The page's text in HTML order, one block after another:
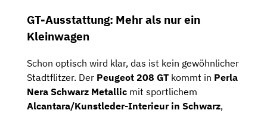
GT-Ausstattung: Mehrals nurein
Kleinwagen
Schon optisch wird klar, das ist kein gewöhnlicher
Stadtflitzer. Der Peugeot 208 GT kommt in Perla
Nera Schwarz Metallic mit sportlichem
Alcantara/Kunstleder-Interieur in Schwarz,